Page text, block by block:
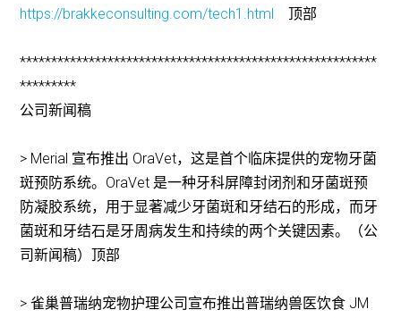
https://brakkeconsulting.com/tech1.html
顶部
*********************************************************
*********
公司新闻稿
> Merial 宣布推出 OraVet，这是首个临床提供的宠物牙菌
斑预防系统。OraVet 是一种牙科屏障封闭剂和牙菌斑预
防凝胶系统，用于显著减少牙菌斑和牙结石的形成，而牙
菌斑和牙结石是牙周病发生和持续的两个关键因素。（公
司新闻稿）顶部
> 雀巢普瑞纳宠物护理公司宣布推出普瑞纳兽医饮食 JM